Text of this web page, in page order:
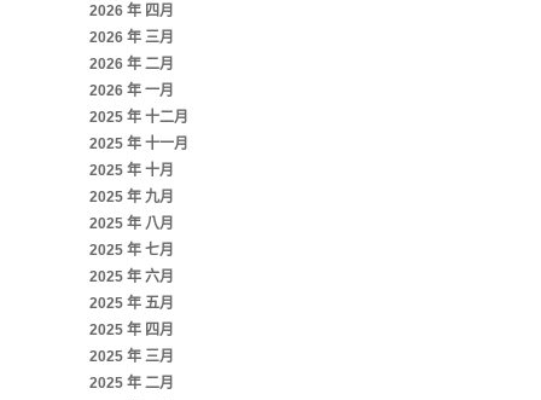
2026 年 四月
2026 年 三月
2026 年 二月
2026 年 一月
2025 年 十二月
2025 年 十一月
2025 年 十月
2025 年 九月
2025 年 八月
2025 年 七月
2025 年 六月
2025 年 五月
2025 年 四月
2025 年 三月
2025 年 二月